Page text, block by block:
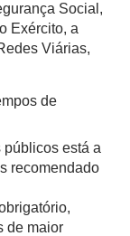
Social,
Exército, a
Viárias,
de
está a
recomendado
de maior